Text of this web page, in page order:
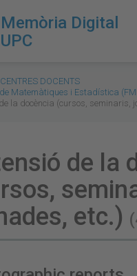
Memòria Digital
UPC
CENTRES DOCENTS
Matemàtiques i Estadística
la docència (cursos, seminaris,
de la
etc.)